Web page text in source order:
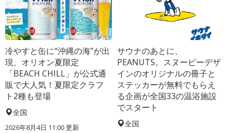
冷やすと缶に“沖縄の海”が出
現、オリオン夏限定
「BEACH CHILL」が公式通
販で大人気！夏限定クラフ
ト2種も登場
全国
2026年8月4日 11:00更新
サウナのあとに、
PEANUTS。スヌーピーデザ
インのオリジナルの冊子と
ステッカーが無料でもらえ
る企画が全国33の温浴施設
でスタート
全国